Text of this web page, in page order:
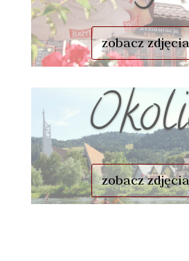
zobacz
zobacz